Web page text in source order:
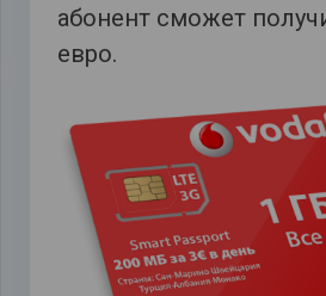
абонент сможет
евро.